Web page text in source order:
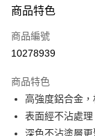
運送方式
• 付款後全家取貨
• 付款後7-11取貨
每筆NT$60，滿
(請點開選項勾選)
商品特色
商品編號
10278939
商品特色
高強度鋁合金
表面經不沾處
深色不沾塗層